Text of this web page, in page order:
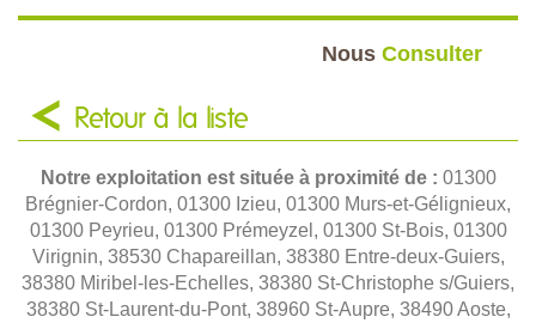
Nous Consulter
Retour à la liste
Notre exploitation est située à proximité de : 01300
Brégnier-Cordon, 01300 Izieu, 01300 Murs-et-Gélignieux,
01300 Peyrieu, 01300 Prémeyzel, 01300 St-Bois, 01300
Virignin, 38530 Chapareillan, 38380 Entre-deux-Guiers,
38380 Miribel-les-Echelles, 38380 St-Christophe s/Guiers,
38380 St-Laurent-du-Pont, 38960 St-Aupre, 38490 Aoste,